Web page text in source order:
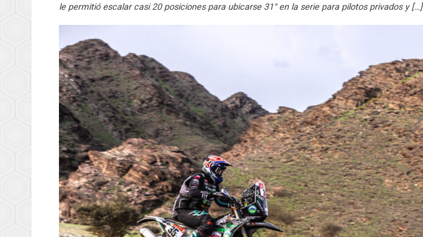
le permitió escalar casi 20 posiciones para ubicarse 31° en la serie para pilotos privados y […]